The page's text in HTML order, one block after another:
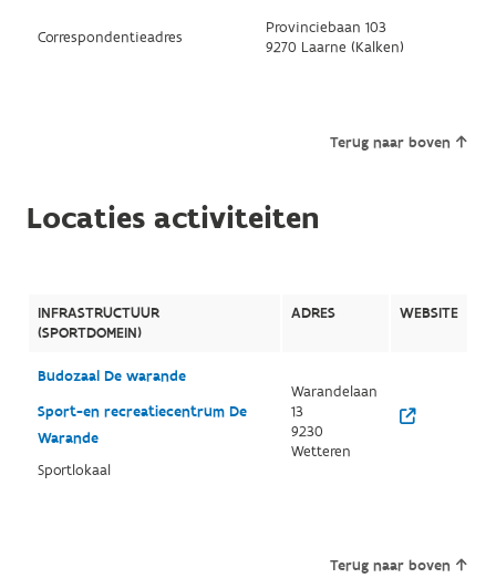
Correspondentieadres
Provinciebaan 103
9270 Laarne (Kalken)
Terug naar boven
Locaties activiteiten
INFRASTRUCTUUR
(SPORTDOMEIN)
ADRES WEBSITE
Budozaal De warande
Sport-en recreatiecentrum De
Warande
Sportlokaal
Warandelaan
13
9230
Wetteren
Terug naar boven